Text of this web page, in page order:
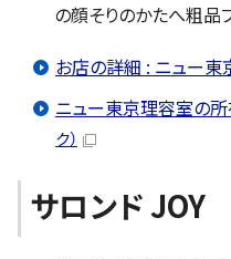
の顔そりのかたへ粗品
お店の詳細 : ニュー東
ニュー東京理容室の
ク）
サロンド JOY